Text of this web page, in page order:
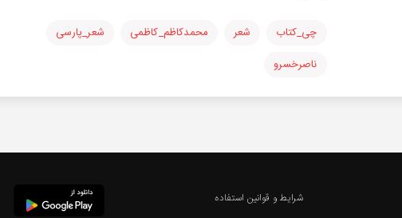
چی_کتاب شعر محمدکاظم_کاظمی
شعر_پارسی
ناصرخسرو
شرایط و قوانین استفاده